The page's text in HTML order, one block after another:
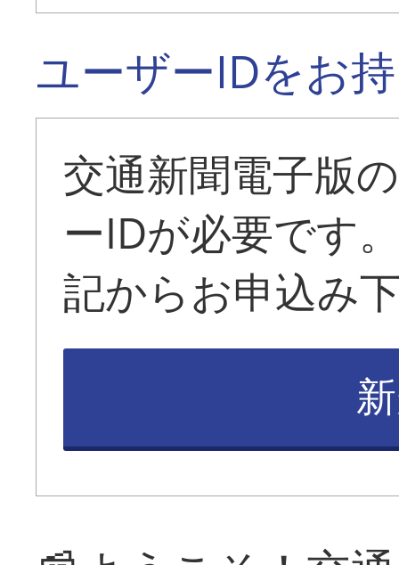
ユーザーIDをお
交通新聞電子版
ーIDが必要です
記からお申込み